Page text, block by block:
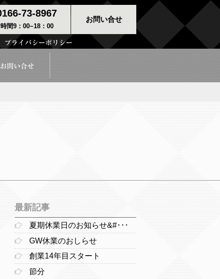
73-8967
間9：00~18：00
お問い合せ
最新記事
夏期休業日のお知らせ&#･･･
GW休業のおしらせ
創業14年目スタート
節分